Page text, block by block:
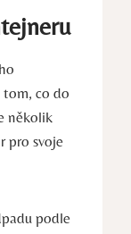
co do
několik
pro svoje
podle